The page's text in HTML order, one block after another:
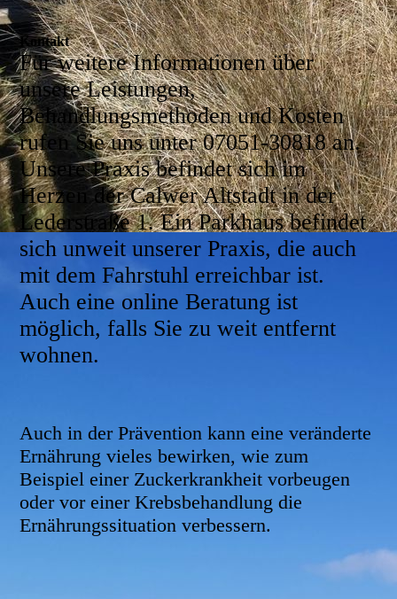
Kontakt
Für weitere Informationen über
unsere Leistungen,
Behandlungsmethoden und Kosten
rufen Sie uns unter 07051-30818 an.
Unsere Praxis befindet sich im
Herzen der Calwer Altstadt in der
Lederstraße 1. Ein Parkhaus befindet
sich unweit unserer Praxis, die auch
mit dem Fahrstuhl erreichbar ist.
Auch eine online Beratung ist
möglich, falls Sie zu weit entfernt
wohnen.
Auch in der Prävention kann eine veränderte
Ernährung vieles bewirken, wie zum
Beispiel einer Zuckerkrankheit vorbeugen
oder vor einer Krebsbehandlung die
Ernährungssituation verbessern.